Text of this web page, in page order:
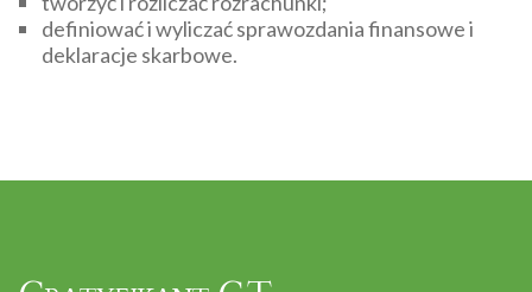
definiować i wyliczać sprawozdania finansowe i
deklaracje skarbowe.